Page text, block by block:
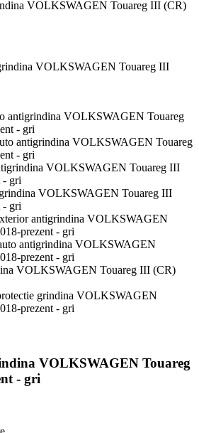
VOLKSWAGEN Touareg III (CR)
VOLKSWAGEN Touareg
- gri